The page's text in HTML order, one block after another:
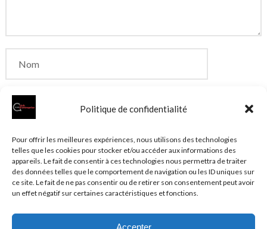
Politique de confidentialité
Pour offrir les meilleures expériences, nous utilisons des technologies
telles que les cookies pour stocker et/ou accéder aux informations des
appareils. Le fait de consentir à ces technologies nous permettra de traiter
des données telles que le comportement de navigation ou les ID uniques sur
ce site. Le fait de ne pas consentir ou de retirer son consentement peut avoir
un effet négatif sur certaines caractéristiques et fonctions.
Accepter
Enregistrer mon nom, mon e-mail et mon site dans
le navigateur pour mon prochain commentaire.